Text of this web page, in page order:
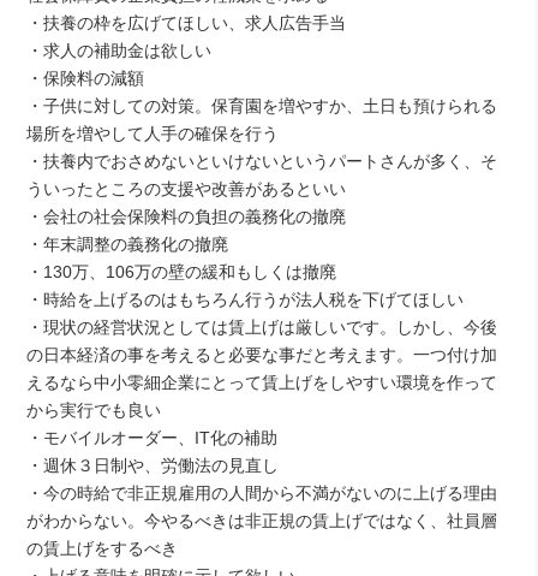
・扶養の枠を広げてほしい、求人広告手当
・求人の補助金は欲しい
・保険料の減額
・子供に対しての対策。保育園を増やすか、土日も預けられる
場所を増やして人手の確保を行う
・扶養内でおさめないといけないというパートさんが多く、そ
ういったところの支援や改善があるといい
・会社の社会保険料の負担の義務化の撤廃
・年末調整の義務化の撤廃
・130万、106万の壁の緩和もしくは撤廃
・時給を上げるのはもちろん行うが法人税を下げてほしい
・現状の経営状況としては賃上げは厳しいです。しかし、今後
の日本経済の事を考えると必要な事だと考えます。一つ付け加
えるなら中小零細企業にとって賃上げをしやすい環境を作って
から実行でも良い
・モバイルオーダー、IT化の補助
・週休３日制や、労働法の見直し
・今の時給で非正規雇用の人間から不満がないのに上げる理由
がわからない。今やるべきは非正規の賃上げではなく、社員層
の賃上げをするべき